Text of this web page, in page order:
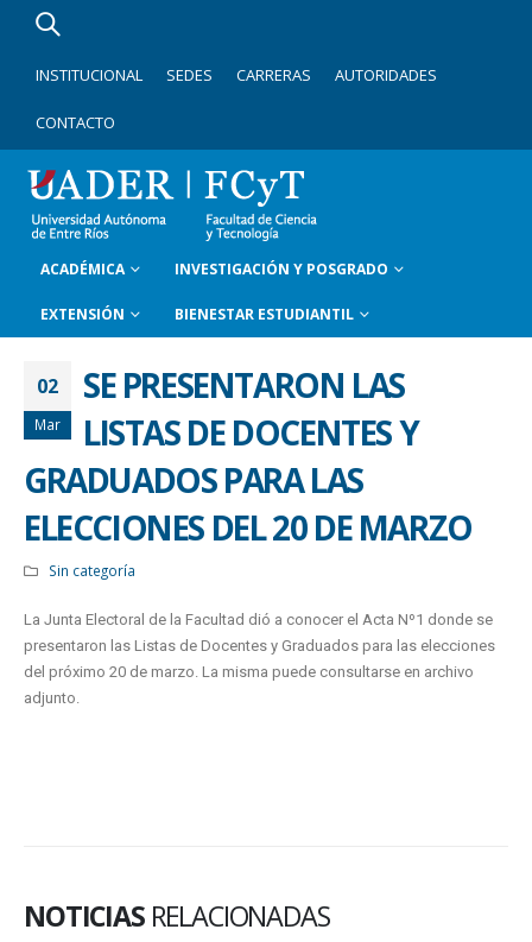
INSTITUCIONAL SEDES CARRERAS AUTORIDADES
CONTACTO
ACADÉMICA INVESTIGACIÓN Y POSGRADO
EXTENSIÓN BIENESTAR ESTUDIANTIL
02
Mar
SE PRESENTARON LAS
LISTAS DE DOCENTES Y
GRADUADOS PARA LAS
ELECCIONES DEL 20 DE MARZO
Sin categoría
La Junta Electoral de la Facultad dió a conocer el Acta Nº1 donde se
presentaron las Listas de Docentes y Graduados para las elecciones
del próximo 20 de marzo. La misma puede consultarse en archivo
adjunto.
NOTICIAS RELACIONADAS